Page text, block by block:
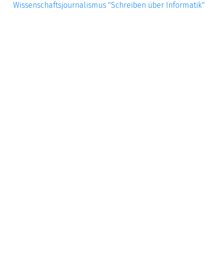
Wissenschaftsjournalismus "Schreiben über Informatik"